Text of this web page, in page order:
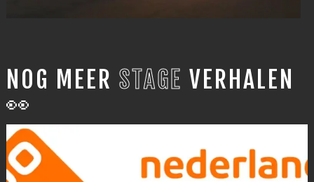
NOG MEER STAGE VERHALEN
👀